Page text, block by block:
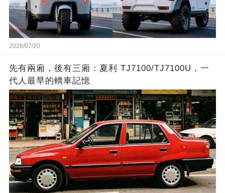
2026/07/20
先有兩廂，後有三廂：夏利 TJ7100/TJ7100U，一
代人最早的轎車記憶